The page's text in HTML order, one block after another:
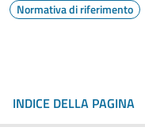
Normativa di riferimento
INDICE DELLA PAGINA